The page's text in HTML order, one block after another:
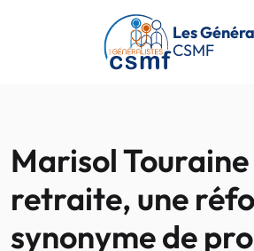
Passer au contenu principal
Les
CSMF
Marisol Touraine
retraite, une
synonyme de